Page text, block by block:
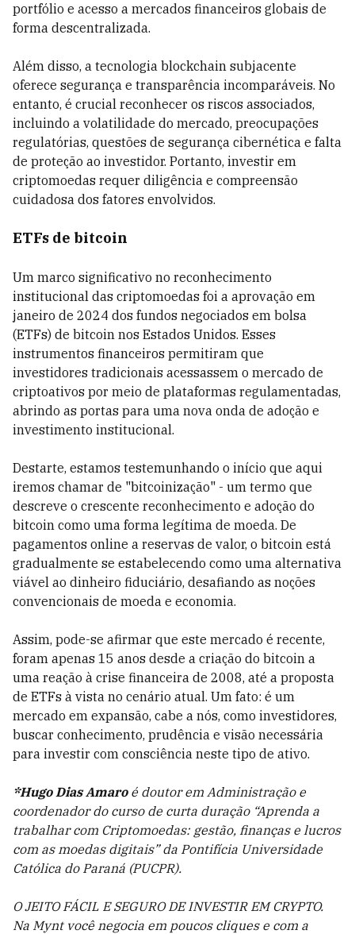
portfólio e acesso a mercados financeiros globais de
forma descentralizada.
Além disso, a tecnologia blockchain subjacente
oferece segurança e transparência incomparáveis. No
entanto, é crucial reconhecer os riscos associados,
incluindo a volatilidade do mercado, preocupações
regulatórias, questões de segurança cibernética e falta
de proteção ao investidor. Portanto, investir em
criptomoedas requer diligência e compreensão
cuidadosa dos fatores envolvidos.
ETFs de bitcoin
Um marco significativo no reconhecimento
institucional das criptomoedas foi a aprovação em
janeiro de 2024 dos fundos negociados em bolsa
(ETFs) de bitcoin nos Estados Unidos. Esses
instrumentos financeiros permitiram que
investidores tradicionais acessassem o mercado de
criptoativos por meio de plataformas regulamentadas,
abrindo as portas para uma nova onda de adoção e
investimento institucional.
Destarte, estamos testemunhando o início que aqui
iremos chamar de "bitcoinização" - um termo que
descreve o crescente reconhecimento e adoção do
bitcoin como uma forma legítima de moeda. De
pagamentos online a reservas de valor, o bitcoin está
gradualmente se estabelecendo como uma alternativa
viável ao dinheiro fiduciário, desafiando as noções
convencionais de moeda e economia.
Assim, pode-se afirmar que este mercado é recente,
foram apenas 15 anos desde a criação do bitcoin a
uma reação à crise financeira de 2008, até a proposta
de ETFs à vista no cenário atual. Um fato: é um
mercado em expansão, cabe a nós, como investidores,
buscar conhecimento, prudência e visão necessária
para investir com consciência neste tipo de ativo.
*Hugo Dias Amaroé doutor em Administração e
coordenador do curso de curta duração “Aprenda a
trabalhar com Criptomoedas: gestão, finanças e lucros
com as moedas digitais” da Pontifícia Universidade
Católica do Paraná (PUCPR).
O JEITO FÁCIL E SEGURO DE INVESTIR EM CRYPTO.
Na Mynt você negocia em poucos cliques e com a